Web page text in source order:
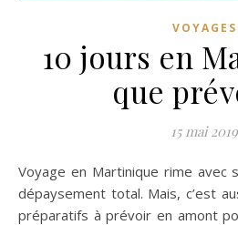
VOYAGES
10 jours en
que
15 mai 2019
Voyage en Martinique rime avec soleil, plages de rêve et
dépaysement total. Mais, c’est
préparatifs à prévoir en amont